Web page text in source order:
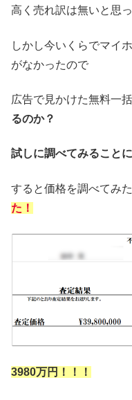
高く売れ訳は無いと思っ
しかし今いくらでマイ
がなかったので
広告で見かけた無料一
るのか？
試しに調べてみること
すると価格を調べてみ
た！
3980万円！！！